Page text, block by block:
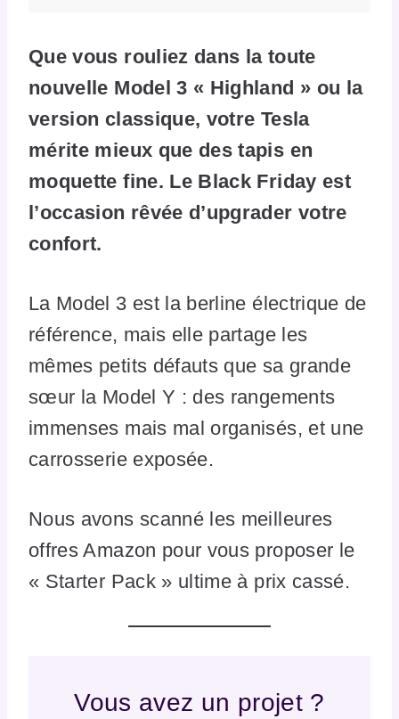
Que vous rouliez dans la toute
nouvelle Model 3 « Highland » ou la
version classique, votre Tesla
mérite mieux que des tapis en
moquette fine. Le Black Friday est
l’occasion rêvée d’upgrader votre
confort.
La Model 3 est la berline électrique de
référence, mais elle partage les
mêmes petits défauts que sa grande
sœur la Model Y : des rangements
immenses mais mal organisés, et une
carrosserie exposée.
Nous avons scanné les meilleures
offres Amazon pour vous proposer le
« Starter Pack » ultime à prix cassé.
Vous avez un projet ?